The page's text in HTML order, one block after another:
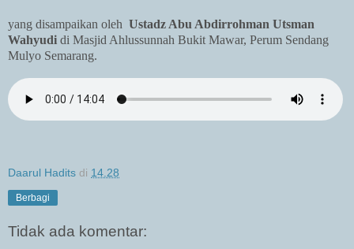
yang disampaikan oleh Ustadz Abu Abdirrohman Utsman
Wahyudi di Masjid Ahlussunnah Bukit Mawar, Perum Sendang
Mulyo Semarang.
Daarul Hadits di 14.28
Berbagi
Tidak ada komentar: